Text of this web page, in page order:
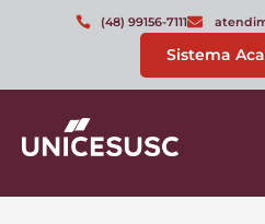
(48) 99156-7111
Sistema